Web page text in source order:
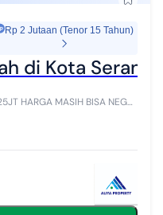
Rp 2 Jutaan (Tenor 15 Tahun)
di Kota
HARGA MASIH BISA NEGO!
raya cibarusah-jonggol -